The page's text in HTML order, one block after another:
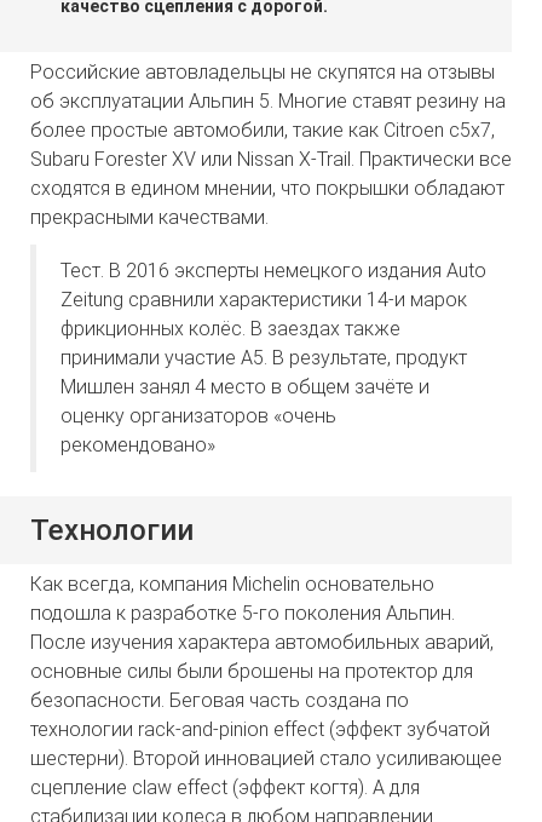
качество сцепления с дорогой.
Российские автовладельцы не скупятся на отзывы
об эксплуатации Альпин 5. Многие ставят резину на
более простые автомобили, такие как Citroen c5x7,
Subaru Forester XV или Nissan X-Trail. Практически все
сходятся в едином мнении, что покрышки обладают
прекрасными качествами.
Тест. В 2016 эксперты немецкого издания Auto
Zeitung сравнили характеристики 14-и марок
фрикционных колёс. В заездах также
принимали участие А5. В результате, продукт
Мишлен занял 4 место в общем зачёте и
оценку организаторов «очень
рекомендовано»
Технологии
Как всегда, компания Michelin основательно
подошла к разработке 5-го поколения Альпин.
После изучения характера автомобильных аварий,
основные силы были брошены на протектор для
безопасности. Беговая часть создана по
технологии rack-and-pinion effect (эффект зубчатой
шестерни). Второй инновацией стало усиливающее
сцепление claw effect (эффект когтя). А для
стабилизации колеса в любом направлении